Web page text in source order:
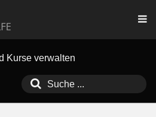
Kurse verwalten